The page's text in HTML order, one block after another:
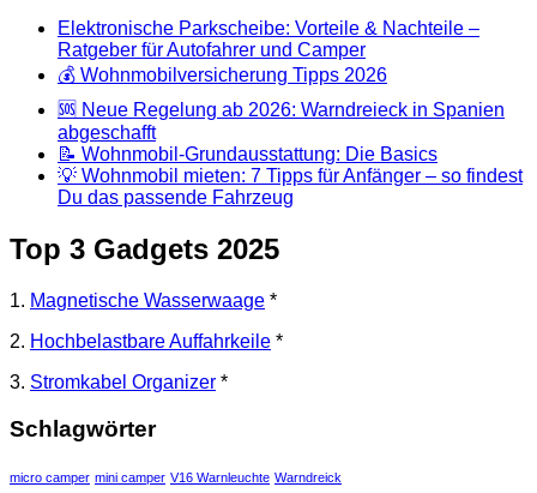
Elektronische Parkscheibe: Vorteile & Nachteile –
Ratgeber für Autofahrer und Camper
💰 Wohnmobilversicherung Tipps 2026
🆘 Neue Regelung ab 2026: Warndreieck in Spanien
abgeschafft
📝 Wohnmobil-Grundausstattung: Die Basics
💡 Wohnmobil mieten: 7 Tipps für Anfänger – so findest
Du das passende Fahrzeug
Top 3 Gadgets 2025
1. Magnetische Wasserwaage *
2. Hochbelastbare Auffahrkeile *
3. Stromkabel Organizer *
Schlagwörter
micro camper mini camper V16 Warnleuchte Warndreick